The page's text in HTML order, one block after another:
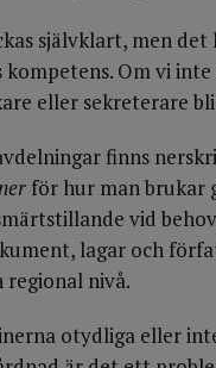
självklart, men
kompetens. Om vi
eller sekreterare
finns
för hur man brukar
vid
lagar och
nivå.
otydliga eller